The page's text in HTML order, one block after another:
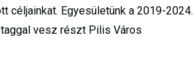
céljainkat. Egyesületünk a 2019-2024.
vesz részt Pilis Város